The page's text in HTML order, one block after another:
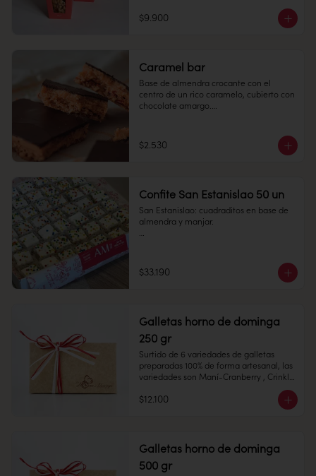
180 grs.
Duración:
1 MES
$9.900
Caramel bar
Base de almendra crocante con el
centro de un rico caramelo, cubierto con
chocolate amargo.
Peso: 85 gr
$2.530
Confite San Estanislao 50 un
San Estanislao: cuadraditos en base de
almendra y manjar.
Conservación: Mantener sellado en un
lugar fresco y seco , entre 10-18 °C, 65%
$33.190
Galletas horno de dominga
250 gr
Surtido de 6 variedades de galletas
preparadas 100% de forma artesanal, las
variedades son Maní-Cranberry , Crinkle
de Chocolate, Mini Alfajores, Almendras,
Toffe y Avena Chips.
Conservación: Mantener sellado en un
lugar fresco y seco , entre 10-18 °C, 65%
humedad.
$12.100
Galletas horno de dominga
500 gr